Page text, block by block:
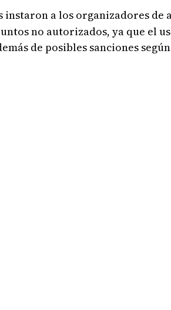
instaron a los organizadores de
no autorizados, ya que el
de posibles sanciones